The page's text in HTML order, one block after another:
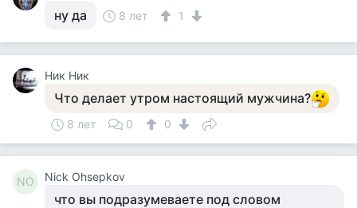
ну да 8 лет 1
Ник Ник
Что делает утром настоящий мужчина?
8 лет 0 0
NO Nick Ohsepkov
что вы подразумеваете под словом